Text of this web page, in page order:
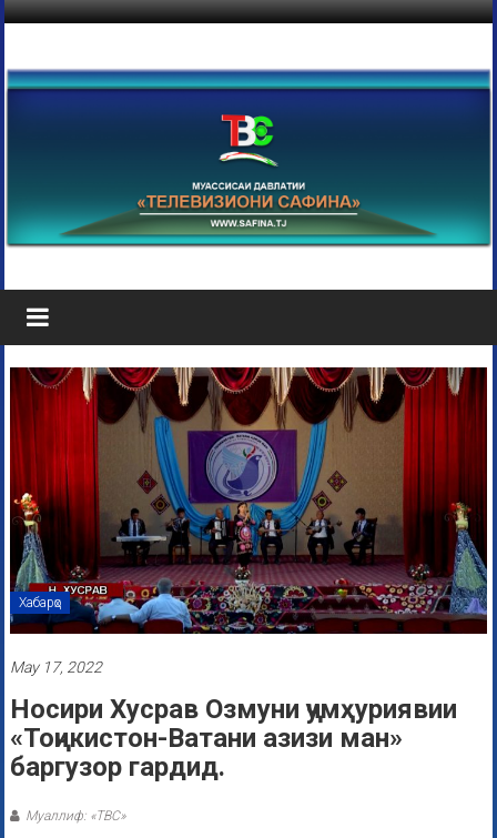
Хабарҳо
May 17, 2022
Носири Хусрав Озмуни ҷумҳуриявии
«Тоҷикистон-Ватани азизи ман»
баргузор гардид.
Муаллиф: «ТВС»